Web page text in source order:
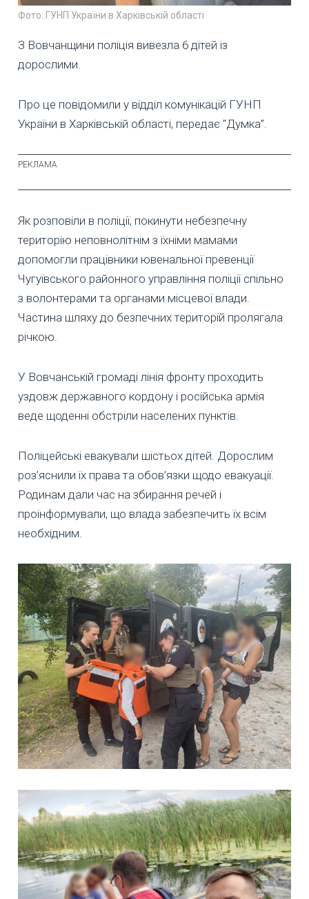
Фото: ГУНП України в Харківській області
З Вовчанщини поліція вивезла 6 дітей із
дорослими.
Про це повідомили у відділ комунікацій ГУНП
України в Харківській області, передає "Думка”.
Як розповіли в поліції, покинути небезпечну
територію неповнолітнім з їхніми мамами
допомогли працівники ювенальної превенції
Чугуївського районного управління поліції спільно
з волонтерами та органами місцевої влади.
Частина шляху до безпечних територій пролягала
річкою.
У Вовчанській громаді лінія фронту проходить
уздовж державного кордону і російська армія
веде щоденні обстріли населених пунктів.
Поліцейські евакували шістьох дітей. Дорослим
роз’яснили їх права та обов’язки щодо евакуації.
Родинам дали час на збирання речей і
проінформували, що влада забезпечить їх всім
необхідним.